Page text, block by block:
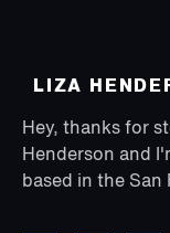
LIZA
Hey, thanks for
Henderson and
based in the San